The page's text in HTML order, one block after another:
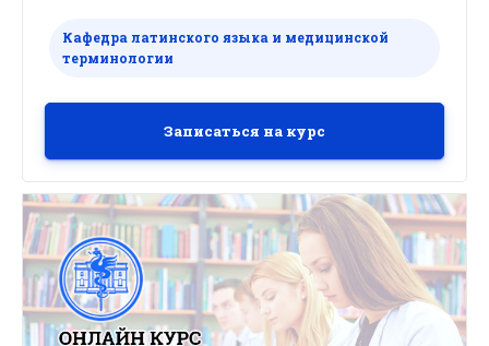
Кафедра латинского языка и медицинской
терминологии
Записаться на курс